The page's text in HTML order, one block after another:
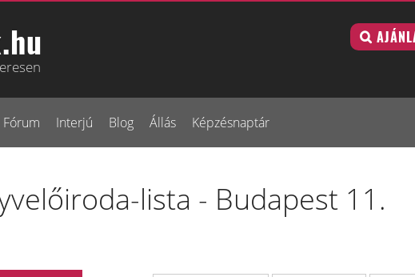
Fórum Interjú Blog Állás Képzésnaptár
lista - Budapest 11.